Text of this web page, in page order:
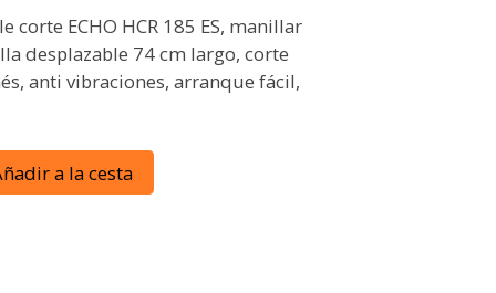
corte ECHO HCR 185 ES, manillar
desplazable 74 cm largo, corte
anti vibraciones, arranque fácil,
a la cesta